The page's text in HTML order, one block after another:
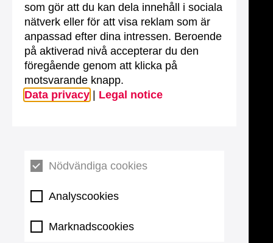
som gör att du kan dela innehåll i sociala
nätverk eller för att visa reklam som är
anpassad efter dina intressen. Beroende
på aktiverad nivå accepterar du den
föregående genom att klicka på
motsvarande knapp.
Data privacy
Legal notice
Nödvändiga cookies
Analyscookies
Marknadscookies